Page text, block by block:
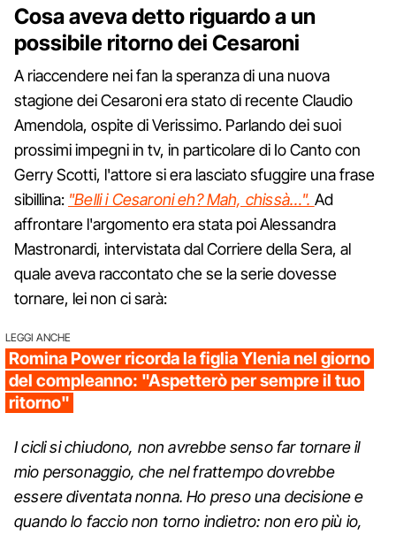
Cosa aveva detto riguardo a un
possibile ritorno dei Cesaroni
A riaccendere nei fan la speranza di una nuova
stagione dei Cesaroni era stato di recente Claudio
Amendola, ospite di Verissimo. Parlando dei suoi
prossimi impegni in tv, in particolare di Io Canto con
Gerry Scotti, l'attore si era lasciato sfuggire una frase
sibillina: "Belli i Cesaroni eh? Mah, chissà…". Ad
affrontare l'argomento era stata poi Alessandra
Mastronardi, intervistata dal Corriere della Sera, al
quale aveva raccontato che se la serie dovesse
tornare, lei non ci sarà:
LEGGI ANCHE
Romina Power ricorda la figlia Ylenia nel giorno
del compleanno: "Aspetterò per sempre il tuo
ritorno"
I cicli si chiudono, non avrebbe senso far tornare il
mio personaggio, che nel frattempo dovrebbe
essere diventata nonna. Ho preso una decisione e
quando lo faccio non torno indietro: non ero più io,